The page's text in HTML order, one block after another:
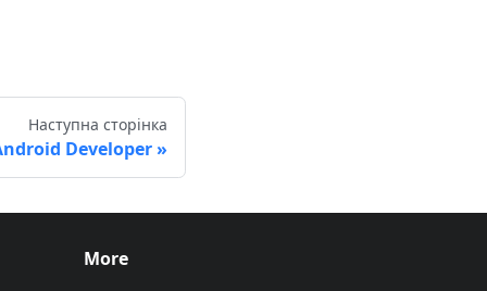
Наступна сторінка
Developer
More